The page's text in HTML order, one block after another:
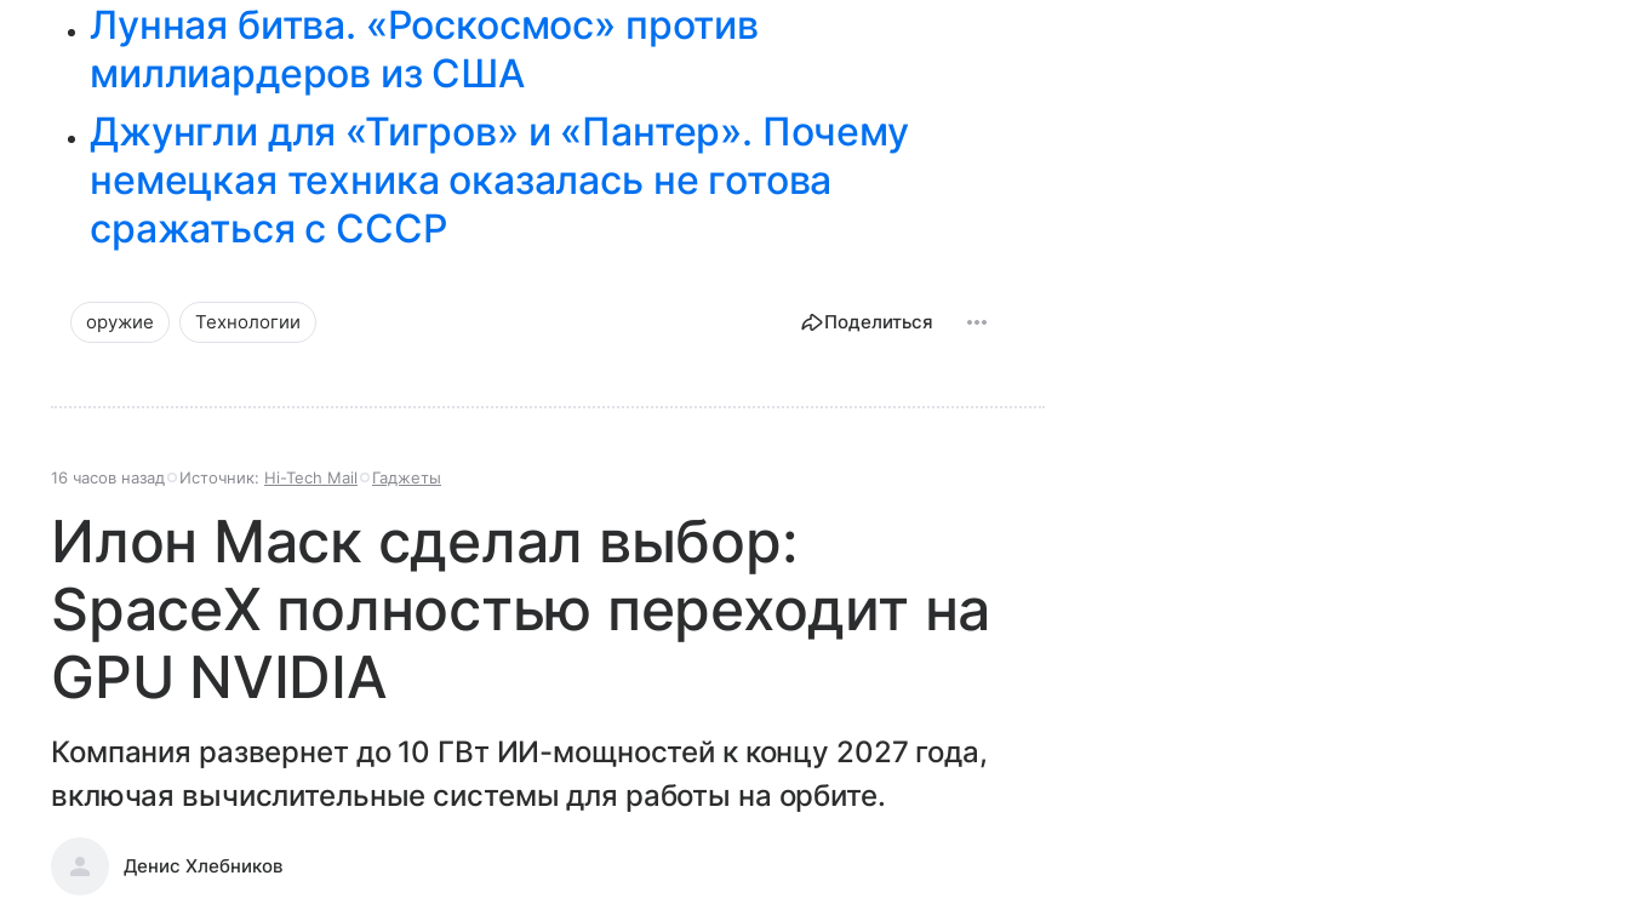
Лунная битва. «Роскосмос» против
миллиардеров из США
Джунгли для «Тигров» и «Пантер». Почему
немецкая техника оказалась не готова
сражаться с СССР
оружие Технологии Поделиться
16 часов назад Источник: Hi-Tech Mail Гаджеты
Илон Маск сделал выбор:
SpaceX полностью переходит на
GPU NVIDIA
Компания развернет до 10 ГВт ИИ-мощностей к концу 2027 года,
включая вычислительные системы для работы на орбите.
Денис Хлебников